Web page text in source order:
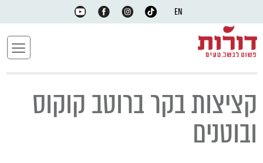
EN
קציצות בקר ברוטב קוקוס
ובוטנים